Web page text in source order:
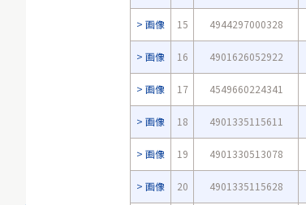
画像 15 4944297000328
画像 16 4901626052922
画像 17 4549660224341
画像 18 4901335115611
画像 19 4901330513078
画像 20 4901335115628